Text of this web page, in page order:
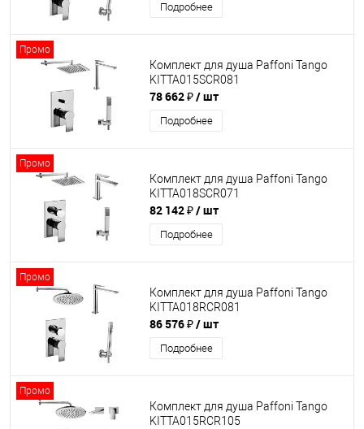
Подробнее
Промо
Комплект для душа Paffoni Tango
KITTA015SCR081
78 662 ₽/ шт
Подробнее
Промо
Комплект для душа Paffoni Tango
KITTA018SCR071
82 142 ₽/ шт
Подробнее
Промо
Комплект для душа Paffoni Tango
KITTA018RCR081
86 576 ₽/ шт
Подробнее
Промо
Комплект для душа Paffoni Tango
KITTA015RCR105